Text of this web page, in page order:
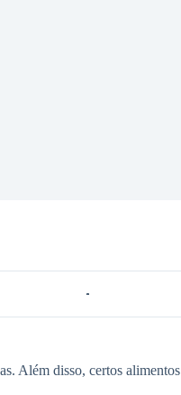
Além disso, certos alimentos